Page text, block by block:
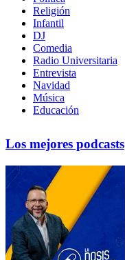
Religión
Infantil
DJ
Comedia
Radio Universitaria
Entrevista
Navidad
Música
Educación
Los mejores podcasts